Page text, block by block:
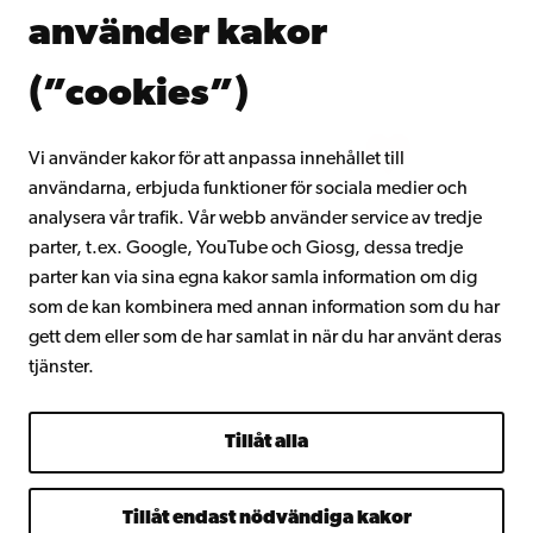
använder kakor
(”cookies”)
Vi använder kakor för att anpassa innehållet till
användarna, erbjuda funktioner för sociala medier och
analysera vår trafik. Vår webb använder service av tredje
parter, t.ex. Google, YouTube och Giosg, dessa tredje
parter kan via sina egna kakor samla information om dig
som de kan kombinera med annan information som du har
gett dem eller som de har samlat in när du har använt deras
tjänster.
Tillåt alla
Tillåt endast nödvändiga kakor
Gå med i Åbo Akademis alumnnätverk
Intranätet
Facebook InstagramYouTube LinkedIn Blog Snapchat